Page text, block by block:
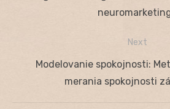
Next
NextModelovanie spokojnosti:
merania spokojnosti